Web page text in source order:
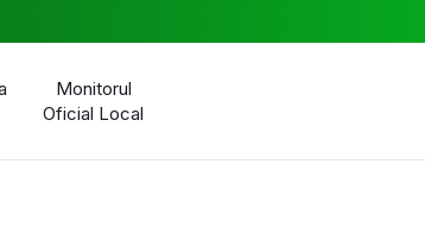
Monitorul
Oficial Local